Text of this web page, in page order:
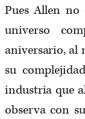
Pues Allen no
universo
aniversario, al
su
industria que
observa con